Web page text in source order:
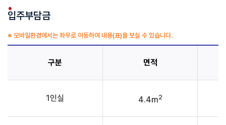
입주부담금
※ 모바일환경에서는 좌우로 이동하여 내용(표)을 보실 수 있습니다.
구분 면적
1인실 4.4m2